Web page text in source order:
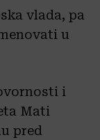
vlada, pa
u
i
Mati
pred